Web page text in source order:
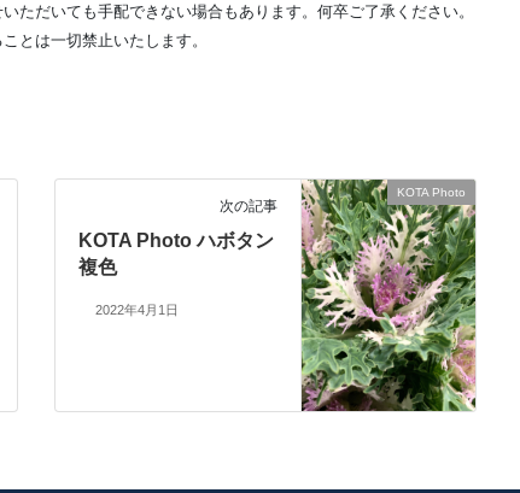
ただいても手配できない場合もあります。何卒ご了承ください。
とは一切禁止いたします。
KOTA Photo
次の記事
KOTA Photo ハボタン
複色
2022年4月1日